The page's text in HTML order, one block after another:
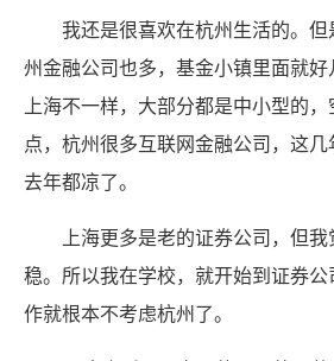
我还是很喜欢在杭州生活的。
州金融公司也多，基金小镇里面就
上海不一样，大部分都是中小型的
点，杭州很多互联网金融公司，这
去年都凉了。
上海更多是老的证券公司，但
稳。所以我在学校，就开始到证券
作就根本不考虑杭州了。